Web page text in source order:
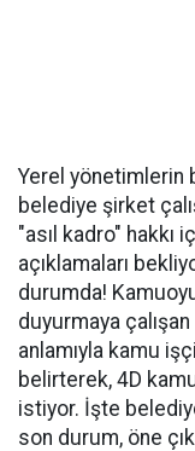
Yerel yönetimlerin
belediye şirket
"asıl kadro" hakkı
açıklamaları
durumda!
duyurmaya
anlamıyla kamu
belirterek, 4D
istiyor. İşte
son durum, öne